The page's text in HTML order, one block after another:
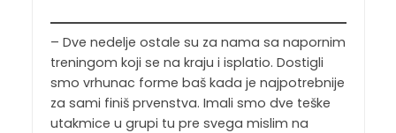
– Dve nedelje ostale su za nama sa napornim
treningom koji se na kraju i isplatio. Dostigli
smo vrhunac forme baš kada je najpotrebnije
za sami finiš prvenstva. Imali smo dve teške
utakmice u grupi tu pre svega mislim na